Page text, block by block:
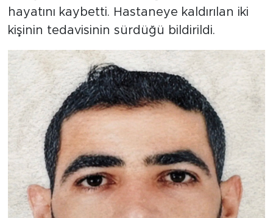
hayatını kaybetti. Hastaneye kaldırılan iki
kişinin tedavisinin sürdüğü bildirildi.